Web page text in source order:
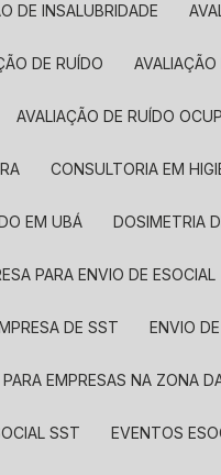
DE INSALUBRIDADE
DE RUÍDO
AVALIAÇÃO DE RUÍDO
CONSULTORIA EM
EM UBÁ DOSIMETRIA
PARA ENVIO DE ESOCIAL
DE SST ENVIO
PARA EMPRESAS NA ZONA
SST EVENTOS